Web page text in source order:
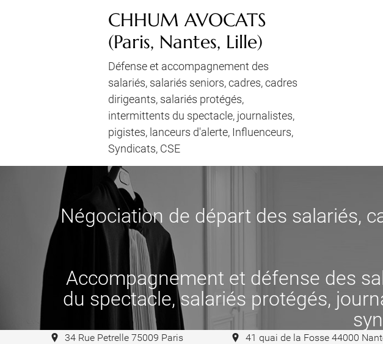
CHHUM AVOCATS
(Paris, Nantes, Lille)
Défense et accompagnement des
salariés, salariés seniors, cadres, cadres
dirigeants, salariés protégés,
intermittents du spectacle, journalistes,
pigistes, lanceurs d'alerte, Influenceurs,
Syndicats, CSE
Négociation de départ des salariés,
Accompagnement et défense des
du spectacle, salariés protégés,
34 Rue Petrelle 75009 Paris 41 quai de la Fosse 44000